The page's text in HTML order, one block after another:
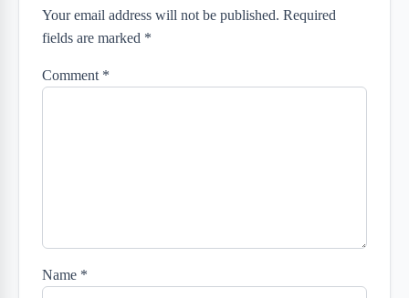
Your email address will not be published. Required
fields are marked *
Comment *
Name *